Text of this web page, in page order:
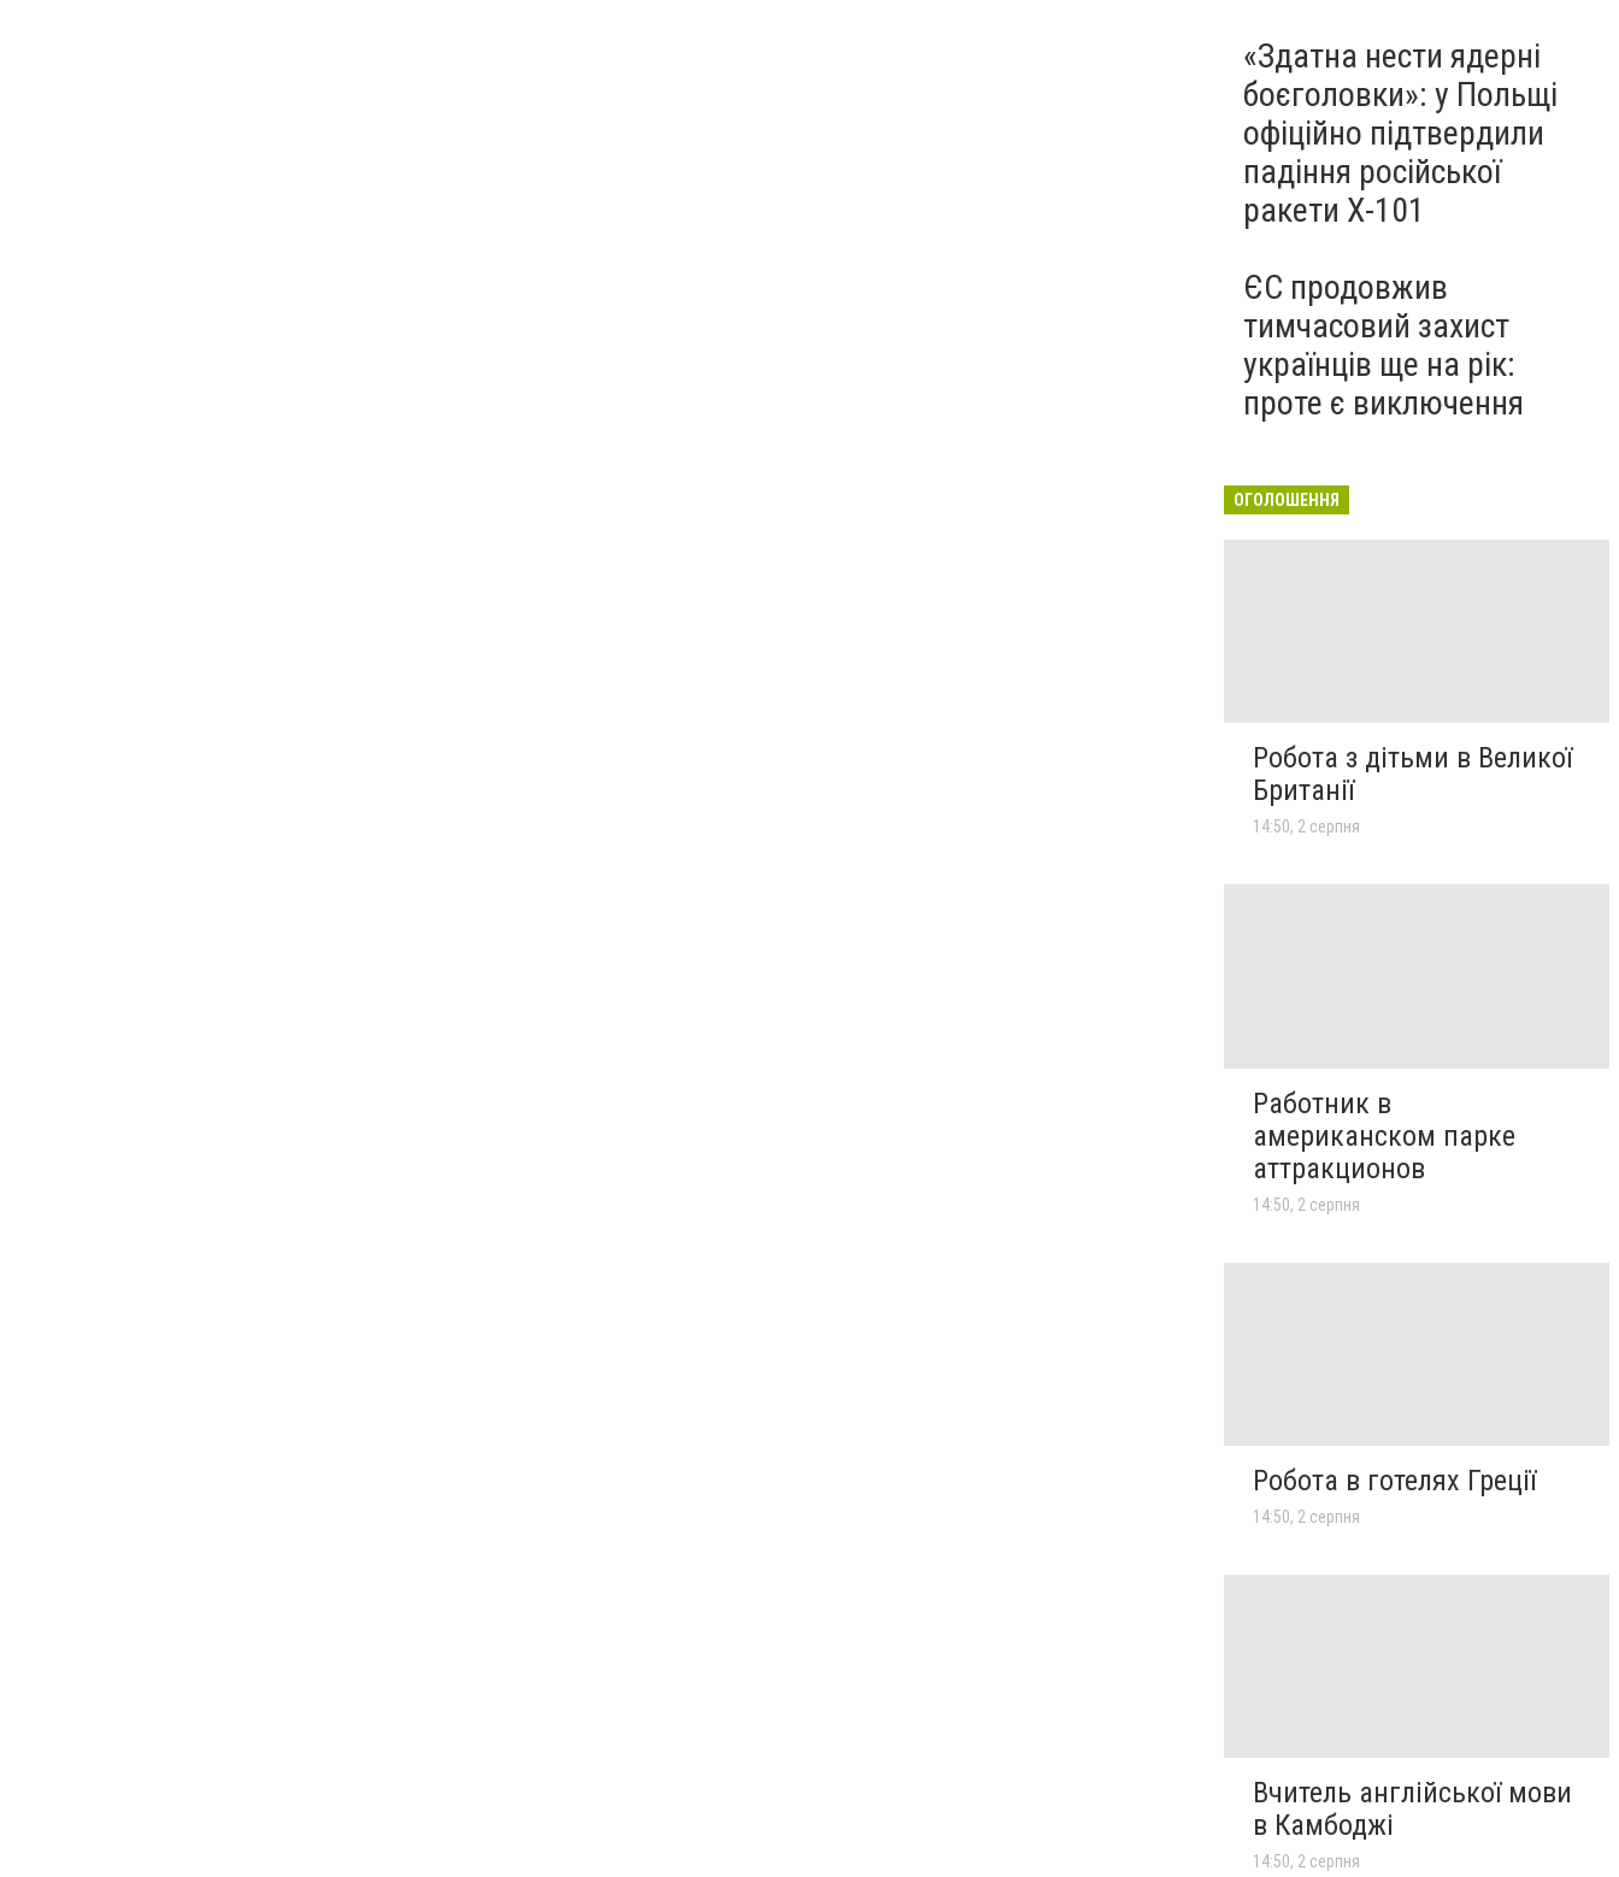
«Здатна нести ядерні
боєголовки»: у Польщі
офіційно підтвердили
падіння російської
ракети Х-101
ЄС продовжив
тимчасовий захист
українців ще на рік:
проте є виключення
ОГОЛОШЕННЯ
Робота з дітьми в Великої
Британії
14:50, 2 серпня
Работник в
американском парке
аттракционов
14:50, 2 серпня
Робота в готелях Греції
14:50, 2 серпня
Вчитель англійської мови
в Камбоджі
14:50, 2 серпня